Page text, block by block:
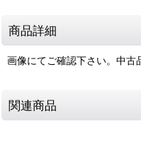
商品詳細
画像にてご確認下さい。中古
関連商品